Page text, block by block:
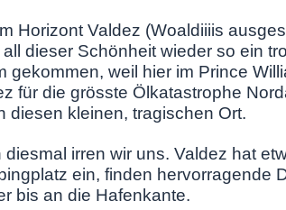
Horizont Valdez (Woaldiiiis
all dieser Schönheit wieder so ein
gekommen, weil hier im Prince
für die grösste Ölkatastrophe
diesen kleinen, tragischen Ort.
diesmal irren wir uns. Valdez hat
ein, finden hervorragende
bis an die Hafenkante.